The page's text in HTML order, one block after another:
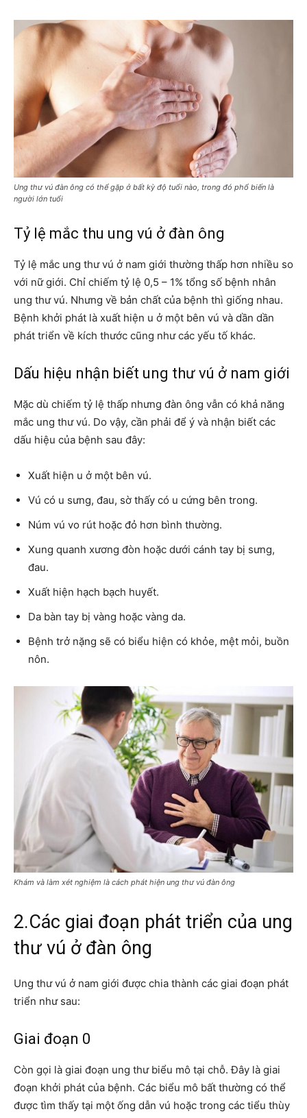
Ung thư vú đàn ông có thể gặp ở bất kỳ độ tuổi nào, trong đó phổ biến là
người lớn tuổi
Tỷ lệ mắc thu ung vú ở đàn ông
Tỷ lệ mắc ung thư vú ở nam giới thường thấp hơn nhiều so
với nữ giới. Chỉ chiếm tỷ lệ 0,5 – 1% tổng số bệnh nhân
ung thư vú. Nhưng về bản chất của bệnh thì giống nhau.
Bệnh khởi phát là xuất hiện u ở một bên vú và dần dần
phát triển về kích thước cũng như các yếu tố khác.
Dấu hiệu nhận biết ung thư vú ở nam giới
Mặc dù chiếm tỷ lệ thấp nhưng đàn ông vẫn có khả năng
mắc ung thư vú. Do vậy, cần phải để ý và nhận biết các
dấu hiệu của bệnh sau đây:
Xuất hiện u ở một bên vú.
Vú có u sưng, đau, sờ thấy có u cứng bên trong.
Núm vú vo rút hoặc đỏ hơn bình thường.
Xung quanh xương đòn hoặc dưới cánh tay bị sưng,
đau.
Xuất hiện hạch bạch huyết.
Da bàn tay bị vàng hoặc vàng da.
Bệnh trở nặng sẽ có biểu hiện có khỏe, mệt mỏi, buồn
nôn.
Khám và làm xét nghiệm là cách phát hiện ung thư vú đàn ông
2.Các giai đoạn phát triển của ung
thư vú ở đàn ông
Ung thư vú ở nam giới được chia thành các giai đoạn phát
triển như sau:
Giai đoạn 0
Còn gọi là giai đoạn ung thư biểu mô tại chỗ. Đây là giai
đoạn khởi phát của bệnh. Các biểu mô bất thường có thể
được tìm thấy tại một ống dẫn vú hoặc trong các tiểu thùy